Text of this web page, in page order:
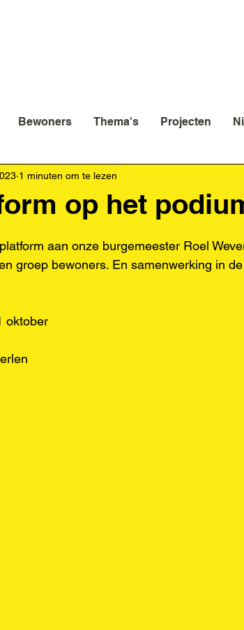
Bewoners Thema's Projecten
op het
1 minuten om te lezen
aan onze burgemeester Roel
groep bewoners. En samenwerking in
oktober